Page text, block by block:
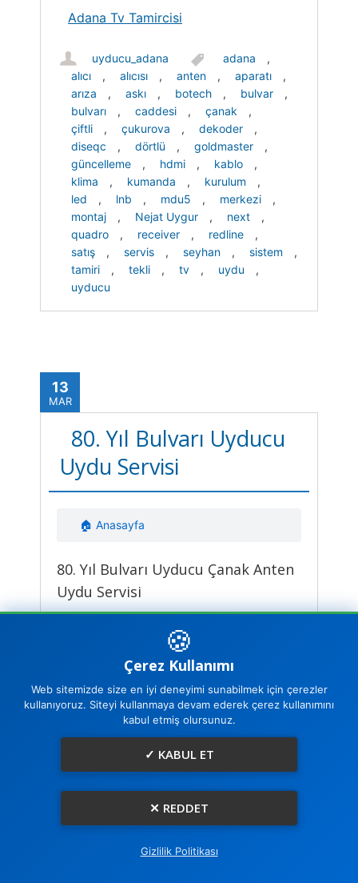
Adana Tv Tamircisi
uyducu_adana adana
,
alıcı
, alıcısı , anten , aparatı
,
arıza
, askı , botech , bulvar
,
bulvarı
, caddesi , çanak
,
çiftli
, çukurova , dekoder
,
diseqc
, dörtlü , goldmaster
,
güncelleme
, hdmi , kablo
,
klima
, kumanda , kurulum
,
led
, lnb , mdu5 , merkezi
,
montaj
, Nejat Uygur , next
,
quadro
, receiver , redline
,
satış
, servis , seyhan , sistem
,
tamiri
, tekli , tv , uydu
,
uyducu
13
MAR
80. Yıl Bulvarı Uyducu
Uydu Servisi
🏠 Anasayfa
80. Yıl Bulvarı Uyducu Çanak Anten
Uydu Servisi
🍪
Çerez Kullanımı
Web sitemizde size en iyi deneyimi sunabilmek için çerezler
kullanıyoruz. Siteyi kullanmaya devam ederek çerez kullanımını
kabul etmiş olursunuz.
✓ KABUL ET
✕ REDDET
Gizlilik Politikası